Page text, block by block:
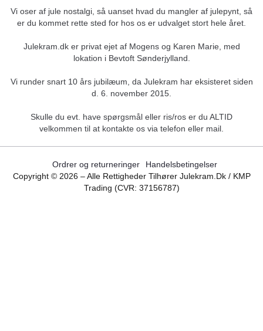
Vi oser af jule nostalgi, så uanset hvad du mangler af julepynt, så
er du kommet rette sted for hos os er udvalget stort hele året.
Julekram.dk er privat ejet af Mogens og Karen Marie, med
lokation i Bevtoft Sønderjylland.
Vi runder snart 10 års jubilæum, da Julekram har eksisteret siden
d. 6. november 2015.
Skulle du evt. have spørgsmål eller ris/ros er du ALTID
velkommen til at kontakte os via telefon eller mail.
Copyright © 2026– Alle Rettigheder Tilhører Julekram.dk / KMP
Trading (CVR: 37156787)
Ordrer og returneringer Handelsbetingelser